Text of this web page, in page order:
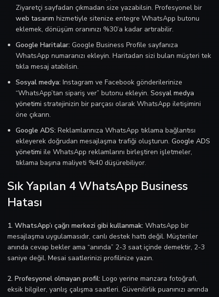
Ziyaretçi sayfadan çıkmadan size yazabilsin. Profesyonel bir
web tasarım hizmetiyle sitenize entegre WhatsApp butonu
eklemek, dönüşüm oranınızı %30’a kadar artırabilir.
Google Haritalar: Google Business Profile sayfanıza
WhatsApp numaranızı ekleyin. Haritadan sizi bulan müşteri tek
tıkla mesaj atabilsin.
Sosyal medya: Instagram ve Facebook gönderilerinize
“WhatsApp’tan sipariş ver” butonu ekleyin. Sosyal medya
yönetimi stratejinizin bir parçası olarak WhatsApp iletişimini
öne çıkarın.
Google ADS: Reklamlarınıza WhatsApp tıklama bağlantısı
ekleyerek doğrudan mesajlaşma trafiği oluşturun. Google ADS
yönetimi ile WhatsApp reklamlarını birleştiren işletmeler,
tıklama başına maliyeti %40 düşürebiliyor.
Sık Yapılan 4 WhatsApp Business
Hatası
1. WhatsApp’ı çağrı merkezi gibi kullanmak: WhatsApp bir
mesajlaşma uygulamasıdır, canlı destek hattı değil. Müşteriler
anında cevap bekler ama “anında” 2-3 saat içinde demektir, 2-3
saniye değil. Mesai saatlerinizi profilinize yazın.
2. Profesyonel olmayan profil: Logo yerine manzara fotoğrafı,
eksik bilgiler, yanlış çalışma saatleri. Güvenilirlik puanınızı anında